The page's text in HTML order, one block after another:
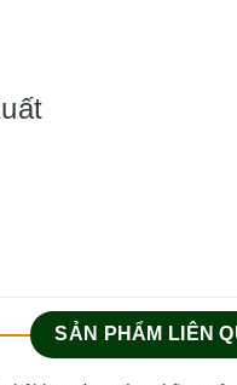
SẢN PHẨM LIÊN